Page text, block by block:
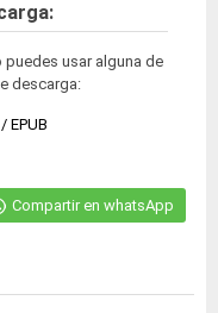
puedes usar alguna de
descarga:
EPUB
Compartir en whatsApp